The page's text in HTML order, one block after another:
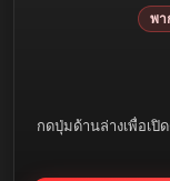
พา
กดปุ่มด้านล่างเพื่อเปิ